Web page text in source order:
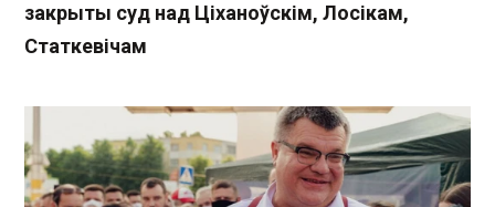
закрыты суд над Ціханоўскім, Лосікам,
Статкевічам